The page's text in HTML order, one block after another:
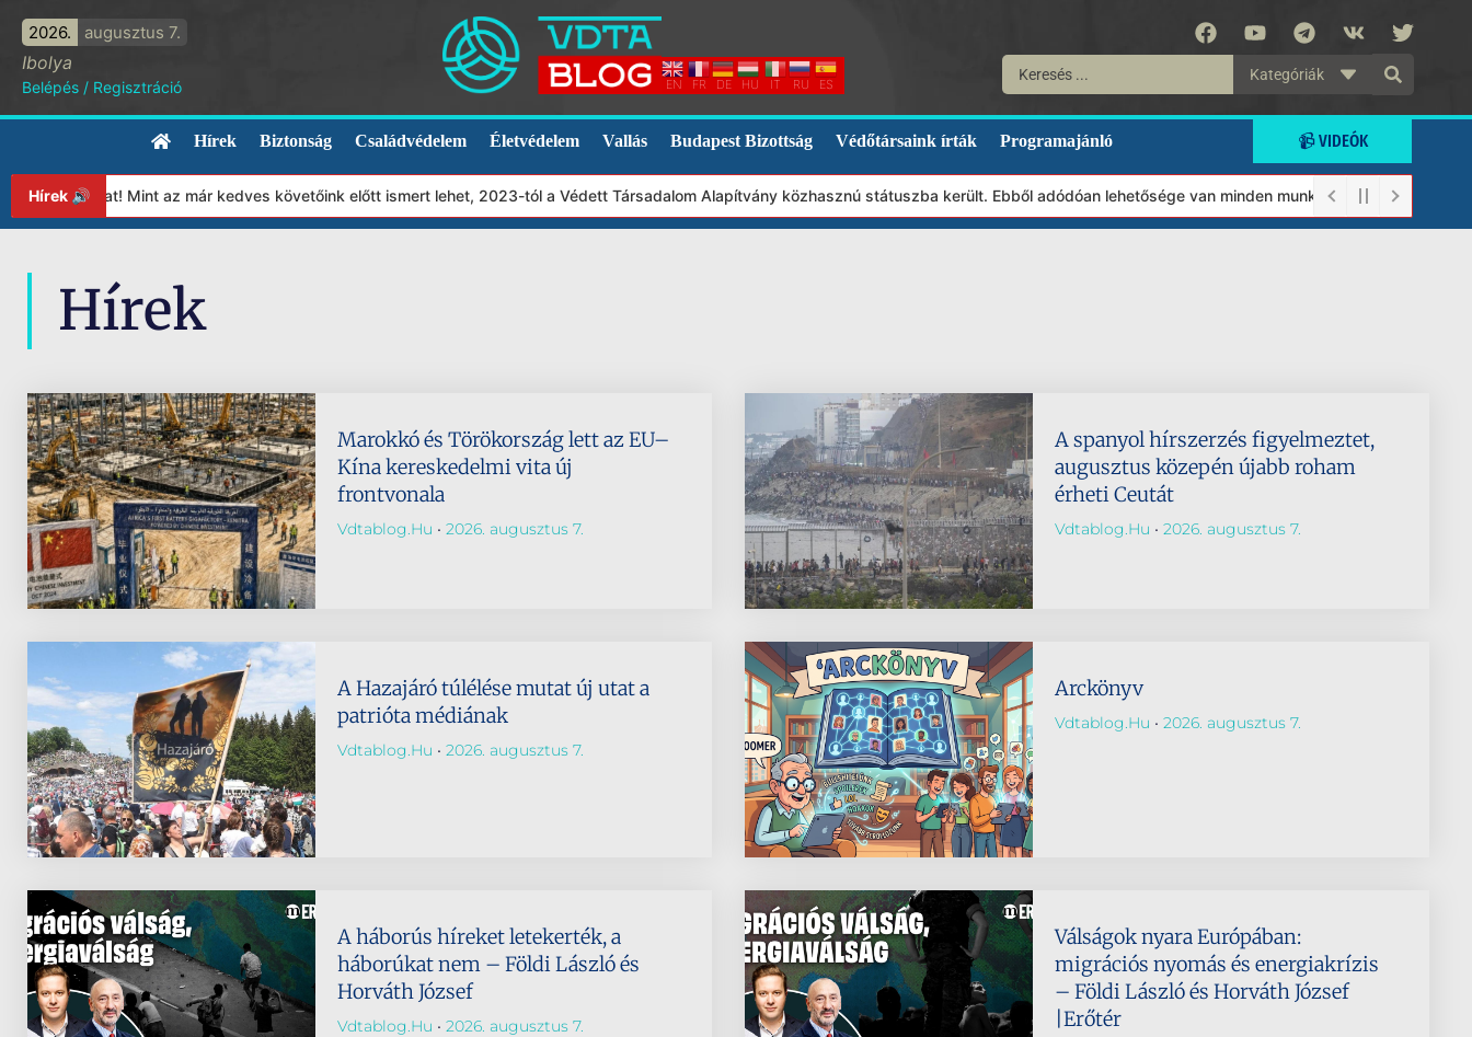
2026. augusztus 7.
Ibolya
Belépés / Regisztráció EN FR DE HU IT RU ES
Kategóriák
Hírek Biztonság Családvédelem Életvédelem Vallás Budapest Bizottság Védőtársaink írták Programajánló 📹 VIDEÓK
Hírek 🔊 Mint az már kedves követőink előtt ismert lehet, 2023-tól a Védett Társadalom Alapítvány közhasznú státuszba került. Ebből adódóan lehetősége van minden munkánkat segíteni
Hírek
Marokkó és Törökország lett az EU–
Kína kereskedelmi vita új
frontvonala
Vdtablog.hu 2026. augusztus 7.
A spanyol hírszerzés figyelmeztet,
augusztus közepén újabb roham
érheti Ceutát
Vdtablog.hu 2026. augusztus 7.
A Hazajáró túlélése mutat új utat a
patrióta médiának
Vdtablog.hu 2026. augusztus 7.
Arckönyv
Vdtablog.hu 2026. augusztus 7.
A háborús híreket letekerték, a
háborúkat nem – Földi László és
Horváth József
Vdtablog.hu 2026. augusztus 7.
Válságok nyara Európában:
migrációs nyomás és energiakrízis
– Földi László és Horváth József
|Erőtér